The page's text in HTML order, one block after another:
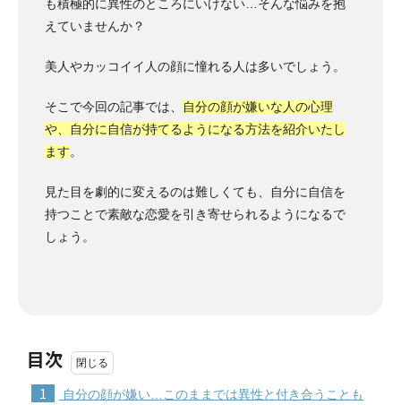
も積極的に異性のところにいけない…そんな悩みを抱
えていませんか？
美人やカッコイイ人の顔に憧れる人は多いでしょう。
そこで今回の記事では、
自分の顔が嫌いな人の心理
や、自分に自信が持てるようになる方法を紹介いたし
ます。
見た目を劇的に変えるのは難しくても、自分に自信を
持つことで素敵な恋愛を引き寄せられるようになるで
しょう。
目次
1
自分の顔が嫌い…このままでは異性と付き合うことも